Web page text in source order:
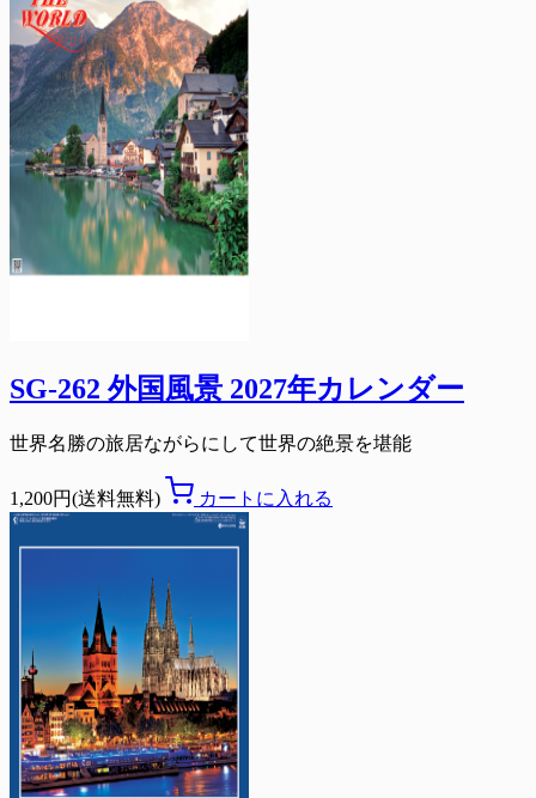
SG-262 外国風景 2027年カレンダー
世界名勝の旅居ながらにして世界の絶景を堪能
1,200円(送料無料) カートに入れる